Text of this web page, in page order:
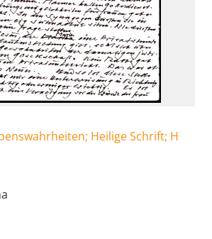
Heilige Schrift; H